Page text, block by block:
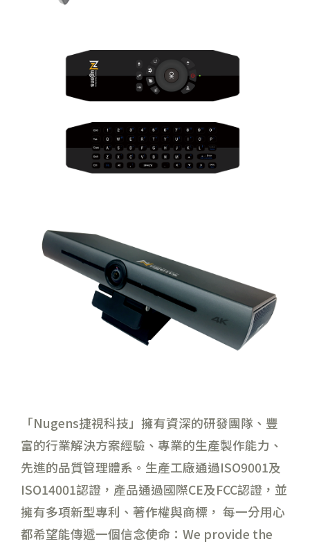
「Nugens捷視科技」擁有資深的研發團隊、豐
富的行業解決方案經驗、專業的生產製作能力、
先進的品質管理體系。生產工廠通過ISO9001及
ISO14001認證，產品通過國際CE及FCC認證，並
擁有多項新型專利、著作權與商標， 每一分用心
都希望能傳遞一個信念使命：We provide the